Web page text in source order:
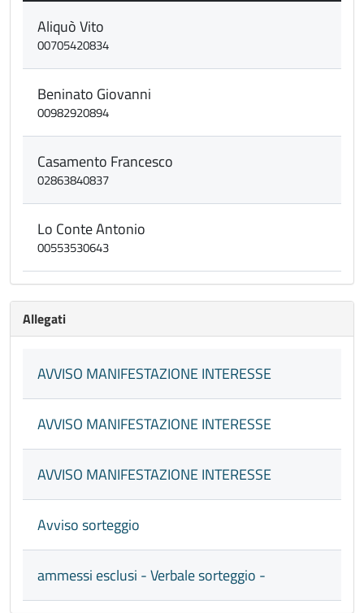
Aliquò Vito
00705420834
Beninato Giovanni
00982920894
Casamento Francesco
02863840837
Lo Conte Antonio
00553530643
Allegati
AVVISO MANIFESTAZIONE INTERESSE
AVVISO MANIFESTAZIONE INTERESSE
AVVISO MANIFESTAZIONE INTERESSE
Avviso sorteggio
ammessi esclusi - Verbale sorteggio -